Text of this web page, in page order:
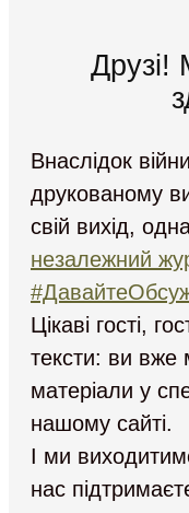
Друзі!
Внаслідок
друкованому
свій вихід,
незалежний
Цікаві гості,
тексти: ви вже
матеріали у
нашому сайті.
І ми
нас